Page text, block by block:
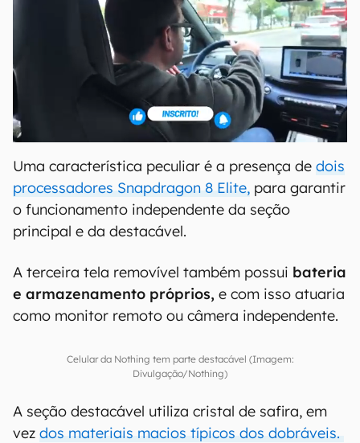
Uma característica peculiar é a presença de dois
processadores Snapdragon 8 Elite, para garantir
o funcionamento independente da seção
principal e da destacável.
A terceira tela removível também possui bateria
e armazenamento próprios, e com isso atuaria
como monitor remoto ou câmera independente.
Celular da Nothing tem parte destacável (Imagem:
Divulgação/Nothing)
A seção destacável utiliza cristal de safira, em
vez dos materiais macios típicos dos dobráveis.